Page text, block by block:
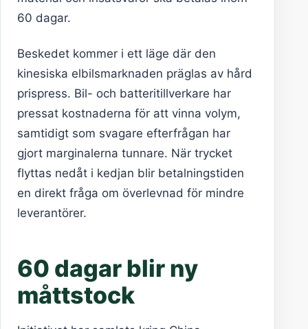
60 dagar.
Beskedet kommer i ett läge där den
kinesiska elbilsmarknaden präglas av hård
prispress. Bil- och batteritillverkare har
pressat kostnaderna för att vinna volym,
samtidigt som svagare efterfrågan har
gjort marginalerna tunnare. När trycket
flyttas nedåt i kedjan blir betalningstiden
en direkt fråga om överlevnad för mindre
leverantörer.
60 dagar blir ny
måttstock